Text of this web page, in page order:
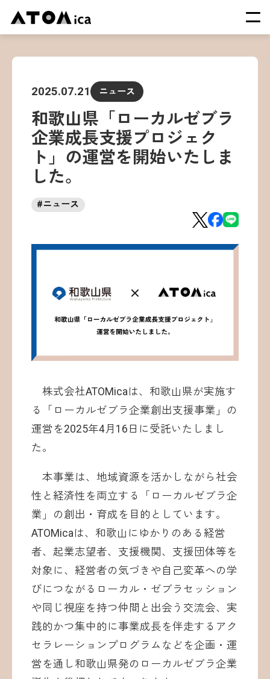
会社概要
サービス
運営施設一覧
ニュース
お問い合わせ
©ATOMica Inc., All Rights Reserved.
2025.07.21 ニュース
和歌山県「ローカルゼブラ
企業成長支援プロジェク
ト」の運営を開始いたしま
した。
#ニュース
株式会社ATOMicaは、和歌山県が実施す
る「ローカルゼブラ企業創出支援事業」の
運営を2025年4月16日に受託いたしまし
た。
本事業は、地域資源を活かしながら社会
性と経済性を両立する「ローカルゼブラ企
業」の創出・育成を目的としています。
ATOMicaは、和歌山にゆかりのある経営
者、起業志望者、支援機関、支援団体等を
対象に、経営者の気づきや自己変革への学
びにつながるローカル・ゼブラセッション
や同じ視座を持つ仲間と出会う交流会、実
践的かつ集中的に事業成長を伴走するアク
セラレーションプログラムなどを企画・運
営を通し和歌山県発のローカルゼブラ企業